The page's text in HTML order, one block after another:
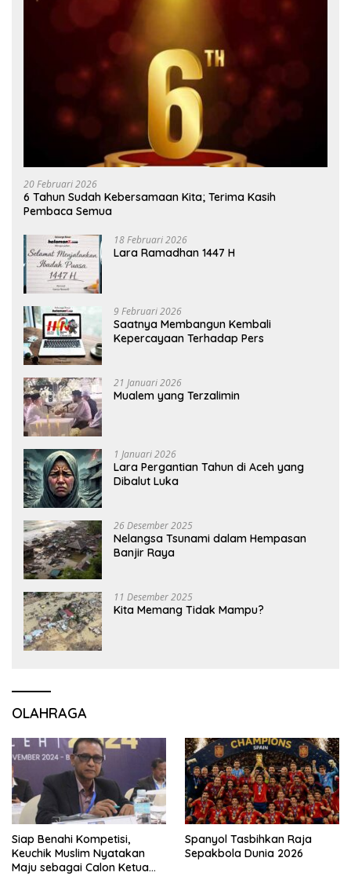
20 Februari 2026
6 Tahun Sudah Kebersamaan Kita; Terima Kasih
Pembaca Semua
18 Februari 2026
Lara Ramadhan 1447 H
9 Februari 2026
Saatnya Membangun Kembali
Kepercayaan Terhadap Pers
21 Januari 2026
Mualem yang Terzalimin
1 Januari 2026
Lara Pergantian Tahun di Aceh yang
Dibalut Luka
26 Desember 2025
Nelangsa Tsunami dalam Hempasan
Banjir Raya
11 Desember 2025
Kita Memang Tidak Mampu?
OLAHRAGA
Siap Benahi Kompetisi,
Keuchik Muslim Nyatakan
Maju sebagai Calon Ketua
Spanyol Tasbihkan Raja
Sepakbola Dunia 2026